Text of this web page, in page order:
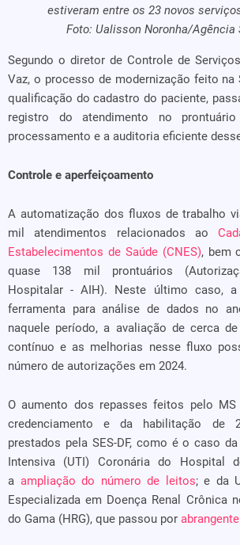
estiveram entre os 23 novos
Foto: Ualisson Noronha/Agência
Segundo o diretor de Controle de
Vaz, o processo de modernização feito na
qualificação do cadastro do paciente,
registro do atendimento no
processamento e a auditoria eficiente
Controle e aperfeiçoamento
A automatização dos fluxos de trabalho
mil atendimentos relacionados ao
Estabelecimentos de Saúde (CNES), bem
quase 138 mil prontuários
Hospitalar - AIH). Neste último caso, a
ferramenta para análise de dados no
naquele período, a avaliação de cerca
contínuo e as melhorias nesse fluxo
número de autorizações em 2024.
O aumento dos repasses feitos pelo MS
credenciamento e da habilitação de
prestados pela SES-DF, como é o caso
Intensiva (UTI) Coronária do Hospital
a ampliação do número de leitos; e da
Especializada em Doença Renal Crônica
do Gama (HRG), que passou por